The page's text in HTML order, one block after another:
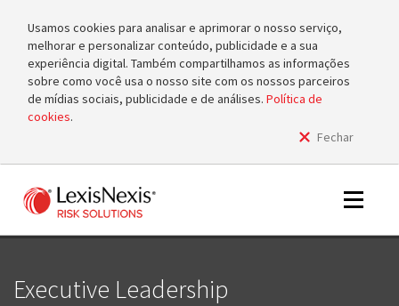
Usamos cookies para analisar e aprimorar o nosso serviço,
melhorar e personalizar conteúdo, publicidade e a sua
experiência digital. Também compartilhamos as informações
sobre como você usa o nosso site com os nossos parceiros
de mídias sociais, publicidade e de análises. Política de
cookies.
Fechar
Toggle
Executive Leadership